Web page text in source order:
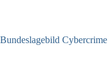
Bundeslagebild